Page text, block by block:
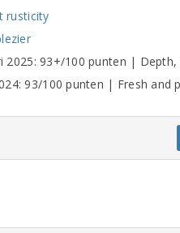
rusticity
93+/100 punten |
93/100 punten | Fresh and